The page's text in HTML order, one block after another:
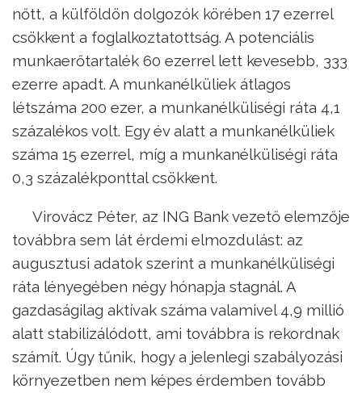
nőtt, a külföldön dolgozók körében 17 ezerrel
csökkent a foglalkoztatottság. A potenciális
munkaerőtartalék 60 ezerrel lett kevesebb, 333
ezerre apadt. A munkanélküliek átlagos
létszáma 200 ezer, a munkanélküliségi ráta 4,1
százalékos volt. Egy év alatt a munkanélküliek
száma 15 ezerrel, míg a munkanélküliségi ráta
0,3 százalékponttal csökkent.
Virovácz Péter, az ING Bank vezető elemzője
továbbra sem lát érdemi elmozdulást: az
augusztusi adatok szerint a munkanélküliségi
ráta lényegében négy hónapja stagnál. A
gazdaságilag aktívak száma valamivel 4,9 millió
alatt stabilizálódott, ami továbbra is rekordnak
számít. Úgy tűnik, hogy a jelenlegi szabályozási
környezetben nem képes érdemben tovább